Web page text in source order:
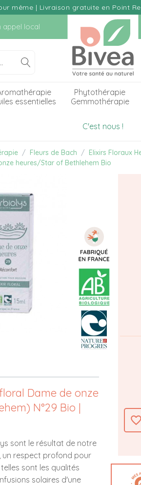
même | Livraison gratuite en Point
appel local
essentielles
Phytothérapie
Gemmothérapie
C'est nous !
Fleurs de Bach
Elixirs Floraux
heures/Star of Bethlehem Bio
favorite_border
Dame de onze
N°29 Bio |
sont le résultat de notre
un respect profond pour
sont les qualités
solaires d'une